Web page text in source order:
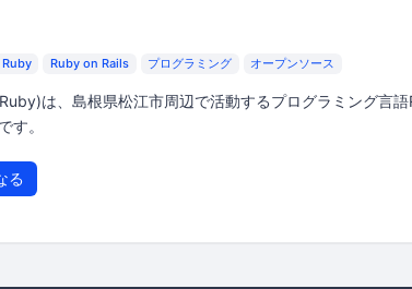
Ruby Ruby on Rails プログラミング オープンソース
は、島根県松江市周辺で活動するプログラミング言
す。
る